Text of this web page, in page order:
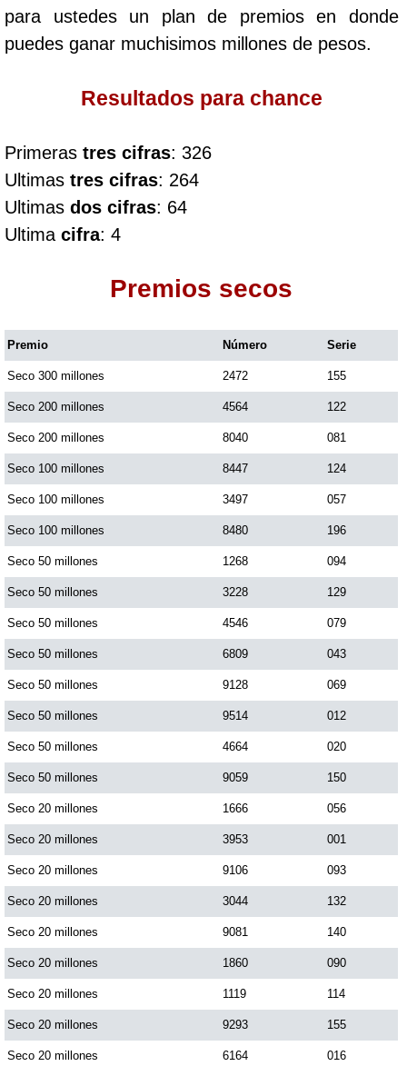
Caribeña Noche
Culona día
Culona noche
Dorado Mañana
Dorado Noche
Fantástica Día
Fantástica Noche
Motilon Tarde
Motilon Noche
Paisita Día
Paisita Noche
Paisita 3
Pick 3 Día
Pick 3 Noche
Pick 4 Día
Pick 4 Noche
para ustedes un plan de premios en donde
puedes ganar muchisimos millones de pesos.
Resultados para chance
Primeras tres cifras: 326
Ultimas tres cifras: 264
Ultimas dos cifras: 64
Ultima cifra: 4
Premios secos
Premio Número Serie
Seco 300 millones 2472 155
Seco 200 millones 4564 122
Seco 200 millones 8040 081
Seco 100 millones 8447 124
Seco 100 millones 3497 057
Seco 100 millones 8480 196
Seco 50 millones 1268 094
Seco 50 millones 3228 129
Seco 50 millones 4546 079
Seco 50 millones 6809 043
Seco 50 millones 9128 069
Seco 50 millones 9514 012
Seco 50 millones 4664 020
Seco 50 millones 9059 150
Seco 20 millones 1666 056
Seco 20 millones 3953 001
Seco 20 millones 9106 093
Seco 20 millones 3044 132
Seco 20 millones 9081 140
Seco 20 millones 1860 090
Seco 20 millones 1119 114
Seco 20 millones 9293 155
Seco 20 millones 6164 016